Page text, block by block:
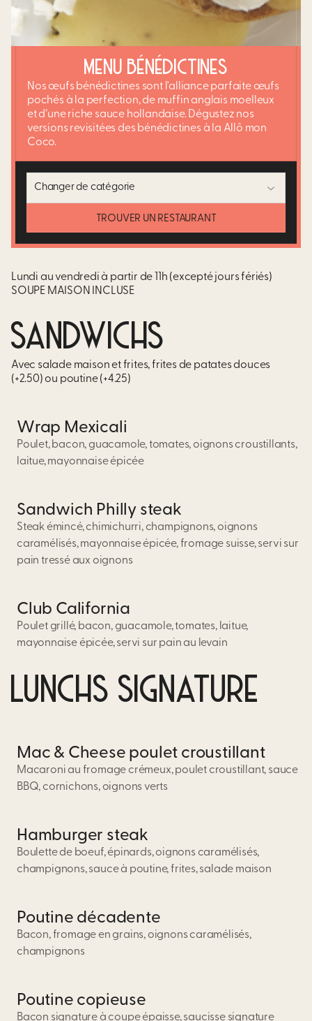
MENU BÉNÉDICTINES
Nos œufs bénédictines sont l'alliance parfaite œufs
pochés à la perfection, de muffin anglais moelleux
et d’une riche sauce hollandaise. Dégustez nos
versions revisitées des bénédictines à la Allô mon
Coco.​
Changer de catégorie
TROUVER UN RESTAURANT
Lundi au vendredi à partir de 11h (excepté jours fériés)
SOUPE MAISON INCLUSE
SANDWICHS
Avec salade maison et frites, frites de patates douces
(+2.50) ou poutine (+4.25)
Wrap Mexicali
Poulet, bacon, guacamole, tomates, oignons croustillants,
laitue, mayonnaise épicée
Sandwich Philly steak
Steak émincé, chimichurri, champignons, oignons
caramélisés, mayonnaise épicée, fromage suisse, servi sur
pain tressé aux oignons
Club California
Poulet grillé, bacon, guacamole, tomates, laitue,
mayonnaise épicée, servi sur pain au levain
LUNCHS SIGNATURE
Mac & Cheese poulet croustillant
Macaroni au fromage crémeux, poulet croustillant, sauce
BBQ, cornichons, oignons verts
Hamburger steak
Boulette de boeuf, épinards, oignons caramélisés,
champignons, sauce à poutine, frites, salade maison
Poutine décadente
Bacon, fromage en grains, oignons caramélisés,
champignons
Poutine copieuse
Bacon signature à coupe épaisse, saucisse signature